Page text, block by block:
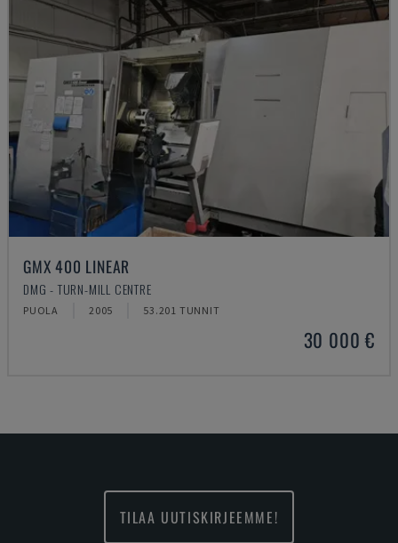
GMX 400 LINEAR
DMG - TURN-MILL CENTRE
PUOLA 2005 53.201 TUNNIT
30 000 €
TILAA UUTISKIRJEEMME!